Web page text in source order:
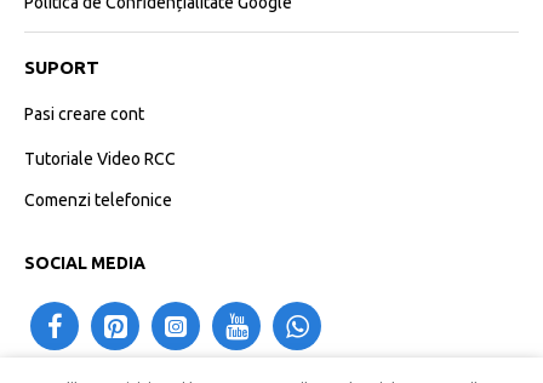
SUPORT
Pasi creare cont
Tutoriale Video RCC
Comenzi telefonice
SOCIAL MEDIA